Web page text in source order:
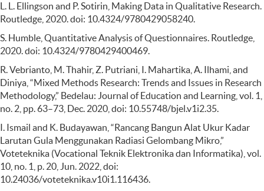
L. L. Ellingson and P. Sotirin, Making Data in Qualitative Research.
Routledge, 2020. doi: 10.4324/9780429058240.
S. Humble, Quantitative Analysis of Questionnaires. Routledge,
2020. doi: 10.4324/9780429400469.
R. Vebrianto, M. Thahir, Z. Putriani, I. Mahartika, A. Ilhami, and
Diniya, “Mixed Methods Research: Trends and Issues in Research
Methodology,” Bedelau: Journal of Education and Learning, vol. 1,
no. 2, pp. 63–73, Dec. 2020, doi: 10.55748/bjel.v1i2.35.
I. Ismail and K. Budayawan, “Rancang Bangun Alat Ukur Kadar
Larutan Gula Menggunakan Radiasi Gelombang Mikro,”
Voteteknika (Vocational Teknik Elektronika dan Informatika), vol.
10, no. 1, p. 20, Jun. 2022, doi:
10.24036/voteteknika.v10i1.116436.